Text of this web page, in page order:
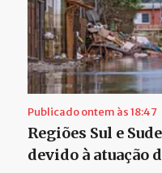
Publicado ontem às 18:47
Regiões Sul e
devido à atuação